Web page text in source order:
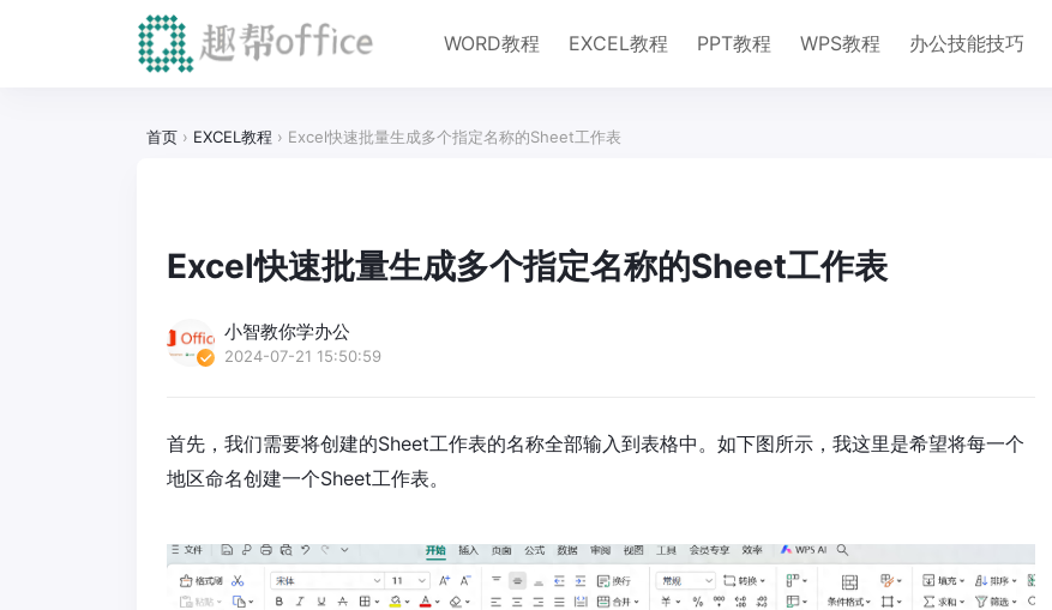
WORD教程 EXCEL教程 PPT教程 WPS教程 办公技能技巧
首页 › EXCEL教程 › Excel快速批量生成多个指定名称的Sheet工作表
Excel快速批量生成多个指定名称的Sheet工作表
小智教你学办公
2024-07-21 15:50:59
首先，我们需要将创建的Sheet工作表的名称全部输入到表格中。如下图所示，我这里是希望将每一个
地区命名创建一个Sheet工作表。